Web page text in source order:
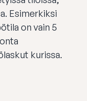
Esimerkiksi
on vain 5
kurissa.